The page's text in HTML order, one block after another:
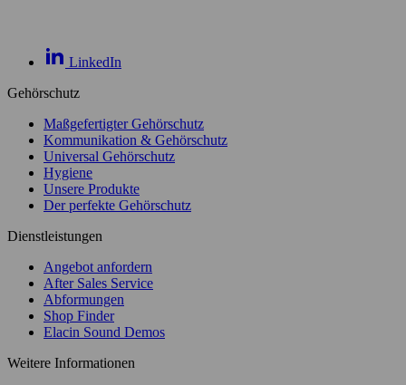
LinkedIn
Gehörschutz
Maßgefertigter Gehörschutz
Kommunikation & Gehörschutz
Universal Gehörschutz
Hygiene
Unsere Produkte
Der perfekte Gehörschutz
Dienstleistungen
Angebot anfordern
After Sales Service
Abformungen
Shop Finder
Elacin Sound Demos
Weitere Informationen